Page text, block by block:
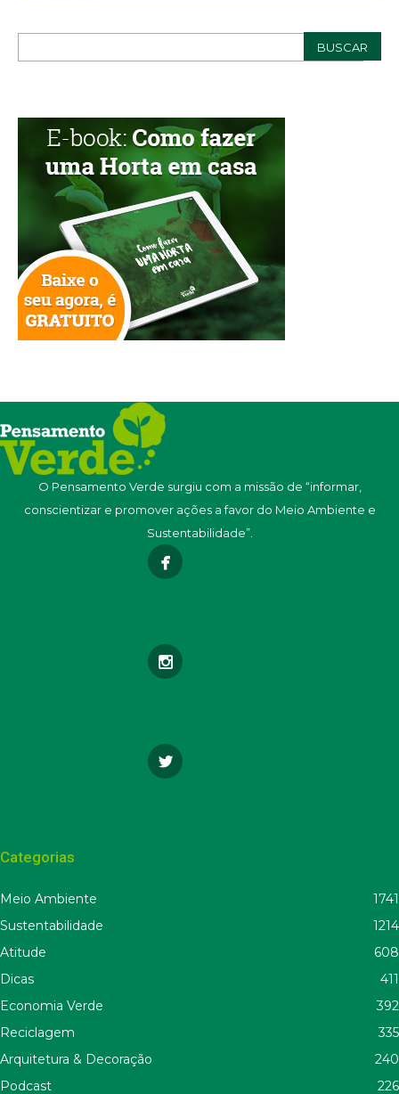
O Pensamento Verde surgiu com a missão de “informar,
conscientizar e promover ações a favor do Meio Ambiente e
Sustentabilidade”.
Categorias
Meio Ambiente
1741
Sustentabilidade
1214
Atitude
608
Dicas
411
Economia Verde
392
Reciclagem
335
Arquitetura & Decoração
240
Podcast
226